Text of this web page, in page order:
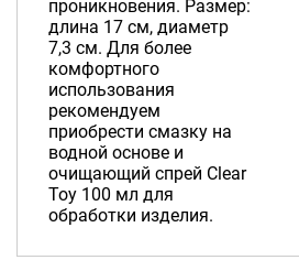
проникновения. Размер:
длина 17 см, диаметр
7,3 см. Для более
комфортного
использования
рекомендуем
приобрести смазку на
водной основе и
очищающий спрей Clear
Toy 100 мл для
обработки изделия.